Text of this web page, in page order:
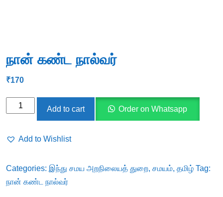
நான் கண்ட நால்வர்
₹170
நான்
quantity
Add to cart Order on Whatsapp
Add to Wishlist
Categories: இந்து சமய அறநிலையத் துறை, சமயம், தமிழ் Tag:
நான் கண்ட நால்வர்